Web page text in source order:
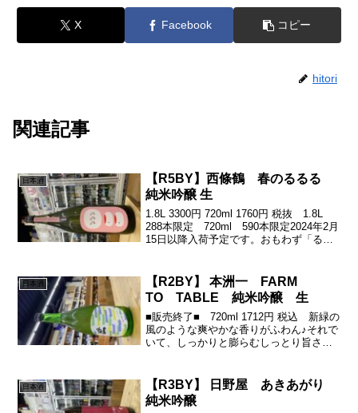
X Facebook コピー
hitori
関連記事
日本酒
【R5BY】西條鶴 春のるるる
純米吟醸 生
1.8L 3300円 720ml 1760円 税抜 1.8L
288本限定 720ml 590本限定2024年2月
15日以降入荷予定です。おもわず「るる
の、きゅ...
日本酒
【R2BY】 本洲一 FARM
TO TABLE 純米吟醸 生
■販売終了■ 720ml 1712円 税込 新緑の
風のような爽やかな香りがふわん♪それで
いて、しっかりと膨らむしっとり旨さっ
へ」の意(*^^*)2010年...
日本酒
【R3BY】 日野屋 あきあがり
純米吟醸